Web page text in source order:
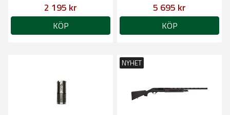
2 195 kr
KÖP
5 695 kr
KÖP
NYHET